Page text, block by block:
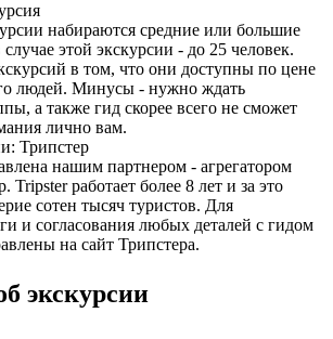
набираются средние или большие
этой экскурсии - до 25 человек.
в том, что они доступны по цене
людей. Минусы - нужно ждать
а также гид скорее всего не сможет
лично вам.
Трипстер
нашим партнером - агрегатором
Tripster работает более 8 лет и за это
сотен тысяч туристов. Для
и согласования любых деталей с гидом
на сайт Трипстера.
экскурсии